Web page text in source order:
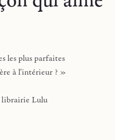
les plus parfaites
à l'intérieur ? »
librairie Lulu